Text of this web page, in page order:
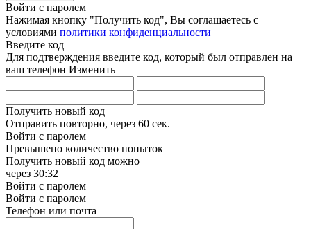
Войти с паролем
Нажимая кнопку "Получить код", Вы соглашаетесь с
условиями политики конфиденциальности
Введите код
Для подтверждения введите код, который был отправлен на
ваш телефон Изменить
Получить новый код
Отправить повторно, через 60 сек.
Войти с паролем
Превышено количество попыток
Получить новый код можно
через 30:32
Войти с паролем
Войти с паролем
Телефон или почта